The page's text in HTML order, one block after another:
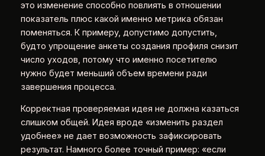
это изменение способно повлиять в отношении
показатель плюс какой именно метрика обязан
поменяться. К примеру, допустимо допустить,
будто упрощение анкеты создания профиля снизит
число уходов, потому что именно посетителю
нужно будет меньший объем времени ради
завершения процесса.
Корректная проверяемая идея не должна казаться
слишком общей. Идея вроде «изменить раздел
удобнее» не дает возможность зафиксировать
результат. Намного более точный пример: «если